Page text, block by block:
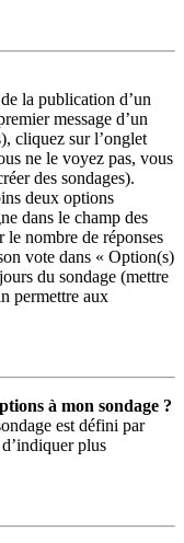
la publication d’un
message d’un
cliquez sur l’onglet
ne le voyez pas, vous
des sondages).
deux options
dans le champ des
le nombre de réponses
vote dans « Option(s)
du sondage (mettre
permettre aux
à mon sondage ?
est défini par
plus